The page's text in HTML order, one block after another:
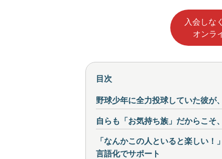
入会しな
オンラ
目次
野球少年に全力投球していた彼が
自らも「お気持ち族」だからこそ
「なんかこの人といると楽しい
言語化でサポート